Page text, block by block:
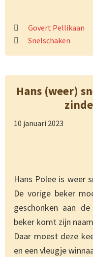
Govert Pellikaan
Snelschaken
Hans (weer)
10 januari 2023
Hans Polee is weer
De vorige beker
geschonken aan
beker komt zijn
Daar moest deze
en een vleugje